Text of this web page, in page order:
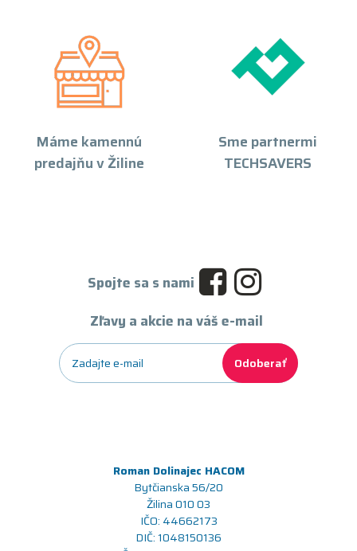
Máme kamennú
predajňu v Žiline
Sme partnermi
TECHSAVERS
Spojte sa s nami
Zľavy a akcie na váš e-mail
Odoberať
Roman Dolinajec HACOM
Bytčianska 56/20
Žilina 010 03
IČO: 44662173
DIČ: 1048150136